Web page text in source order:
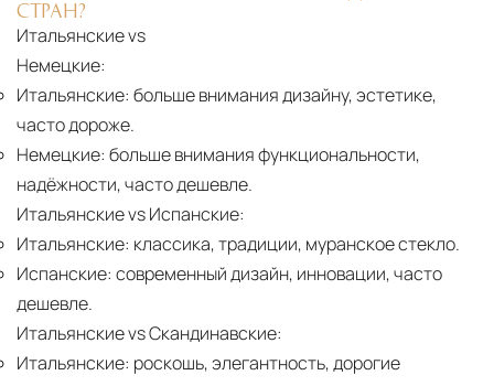
СТРАН?
Итальянские vs
Немецкие:
Итальянские: больше внимания дизайну, эстетике,
часто дороже.
Немецкие: больше внимания функциональности,
надёжности, часто дешевле.
Итальянские vs Испанские:
Итальянские: классика, традиции, муранское стекло.
Испанские: современный дизайн, инновации, часто
дешевле.
Итальянские vs Скандинавские:
Итальянские: роскошь, элегантность, дорогие